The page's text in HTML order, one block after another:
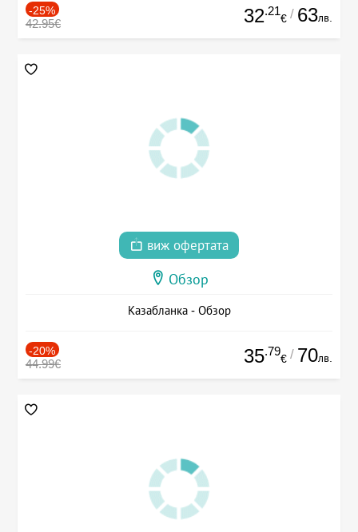
-25%
42.95€ 32.21
€ / 63лв.
виж офертата
Обзор
Казабланка - Обзор
-20%
44.99€ 35.79
€ / 70лв.